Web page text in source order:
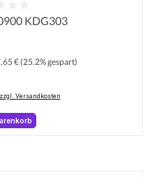
von 0 von 5 Sternen
KDG303
€(25.2% gespart)
Versandkosten